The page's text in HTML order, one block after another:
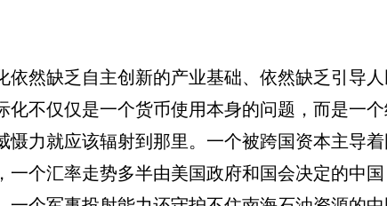
依然缺乏自主创新的产业基础、依然缺乏引导
化不仅仅是一个货币使用本身的问题，而是一
慑力就应该辐射到那里。一个被跨国资本主导
一个汇率走势多半由美国政府和国会决定的中